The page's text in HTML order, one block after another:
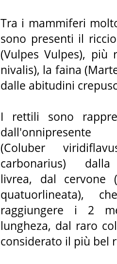
Tra i mammiferi
sono presenti il
(Vulpes Vulpes), più
nivalis), la faina
dalle abitudini
I rettili sono
dall'onnipresente
(Coluber
carbonarius)
livrea, dal cervone
quatuorlineata),
raggiungere i 2
lungheza, dal raro
considerato il più bel